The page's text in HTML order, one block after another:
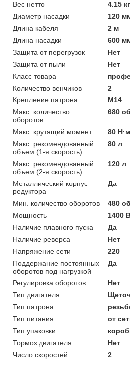
Вес нетто
4.15 кг
Диаметр насадки
120
Длина кабеля
2 м
Длина насадки
600
Защита от перегрузок
Нет
Защита от пыли
Нет
Класс товара
Количество венчиков
2
Крепление патрона
М14
Макс. количество
оборотов
680
Макс. крутящий момент
80 Н·м
Макс. рекомендованный
объем (1-я скорость)
80 л
Макс. рекомендованный
объем (2-я скорость)
120 л
Металлический корпус
редуктора
Да
Мин. количество оборотов
480
Мощность
1400
Наличие плавного пуска
Да
Наличие реверса
Нет
Напряжение сети
220
Поддержание постоянных
оборотов под нагрузкой
Да
Регулировка оборотов
Нет
Тип двигателя
Тип патрона
Тип питания
от
Тип упаковки
Тормоз двигателя
Нет
Число скоростей
2